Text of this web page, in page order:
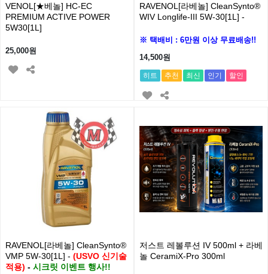
VENOL[★베놀] HC-EC
PREMIUM ACTIVE POWER
5W30[1L]
25,000원
RAVENOL[라베놀] CleanSynto®
WIV Longlife-III 5W-30[1L] -
※ 택배비 : 6만원 이상 무료배송!!
14,500원
히트 추천 최신 인기 할인
RAVENOL[라베놀] CleanSynto®
VMP 5W-30[1L] - (USVO 신기술
적용) - 시크릿 이벤트 행사!!
저스트 레볼루션 IV 500ml + 라베
놀 CeramiX-Pro 300ml